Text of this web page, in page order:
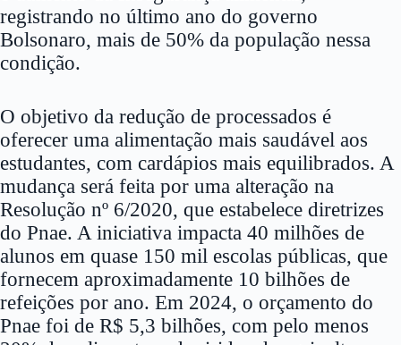
registrando no último ano do governo
Bolsonaro, mais de 50% da população nessa
condição.
O objetivo da redução de processados é
oferecer uma alimentação mais saudável aos
estudantes, com cardápios mais equilibrados. A
mudança será feita por uma alteração na
Resolução nº 6/2020, que estabelece diretrizes
do Pnae. A iniciativa impacta 40 milhões de
alunos em quase 150 mil escolas públicas, que
fornecem aproximadamente 10 bilhões de
refeições por ano. Em 2024, o orçamento do
Pnae foi de R$ 5,3 bilhões, com pelo menos